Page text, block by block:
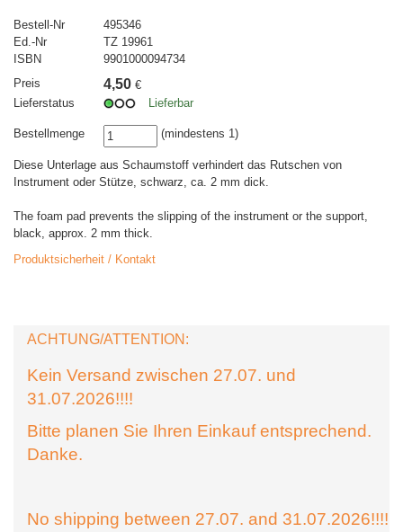
Bestell-Nr
495346
Ed.-Nr
TZ 19961
ISBN
9901000094734
Preis
4,50 €
Lieferstatus
Lieferbar
Bestellmenge (mindestens 1)
Diese Unterlage aus Schaumstoff verhindert das Rutschen von
Instrument oder Stütze, schwarz, ca. 2 mm dick.
The foam pad prevents the slipping of the instrument or the support,
black, approx. 2 mm thick.
Produktsicherheit / Kontakt
ACHTUNG/ATTENTION:
Kein Versand zwischen 27.07. und
31.07.2026!!!!
Bitte planen Sie Ihren Einkauf entsprechend.
Danke.
No shipping between 27.07. and 31.07.2026!!!!